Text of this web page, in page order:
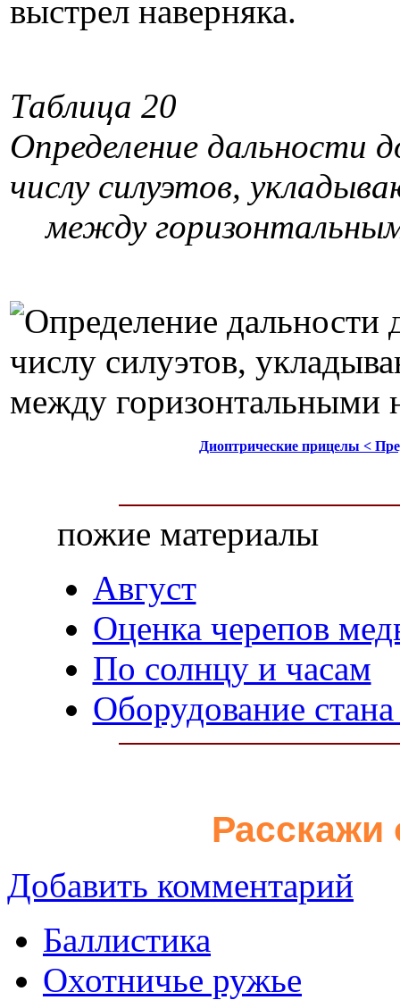
выстрел наверняка.
Таблица 20
Определение дальности
числу силуэтов,
между
Диоптрические прицелы <
пожие материалы
Август
Оценка черепов
По солнцу и часам
Оборудование
Расскажи
Добавить комментарий
Баллистика
Охотничье ружье